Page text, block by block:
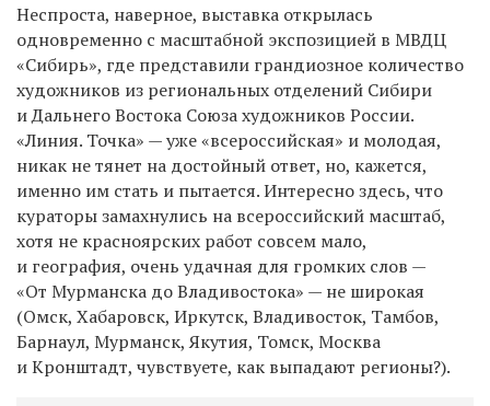
Неспроста, наверное, выставка открылась
одновременно с масштабной экспозицией в МВДЦ
«Сибирь», где представили грандиозное количество
художников из региональных отделений Сибири
и Дальнего Востока Союза художников России.
«Линия. Точка» — уже «всероссийская» и молодая,
никак не тянет на достойный ответ, но, кажется,
именно им стать и пытается. Интересно здесь, что
кураторы замахнулись на всероссийский масштаб,
хотя не красноярских работ совсем мало,
и география, очень удачная для громких слов —
«От Мурманска до Владивостока» — не широкая
(Омск, Хабаровск, Иркутск, Владивосток, Тамбов,
Барнаул, Мурманск, Якутия, Томск, Москва
и Кронштадт, чувствуете, как выпадают регионы?).